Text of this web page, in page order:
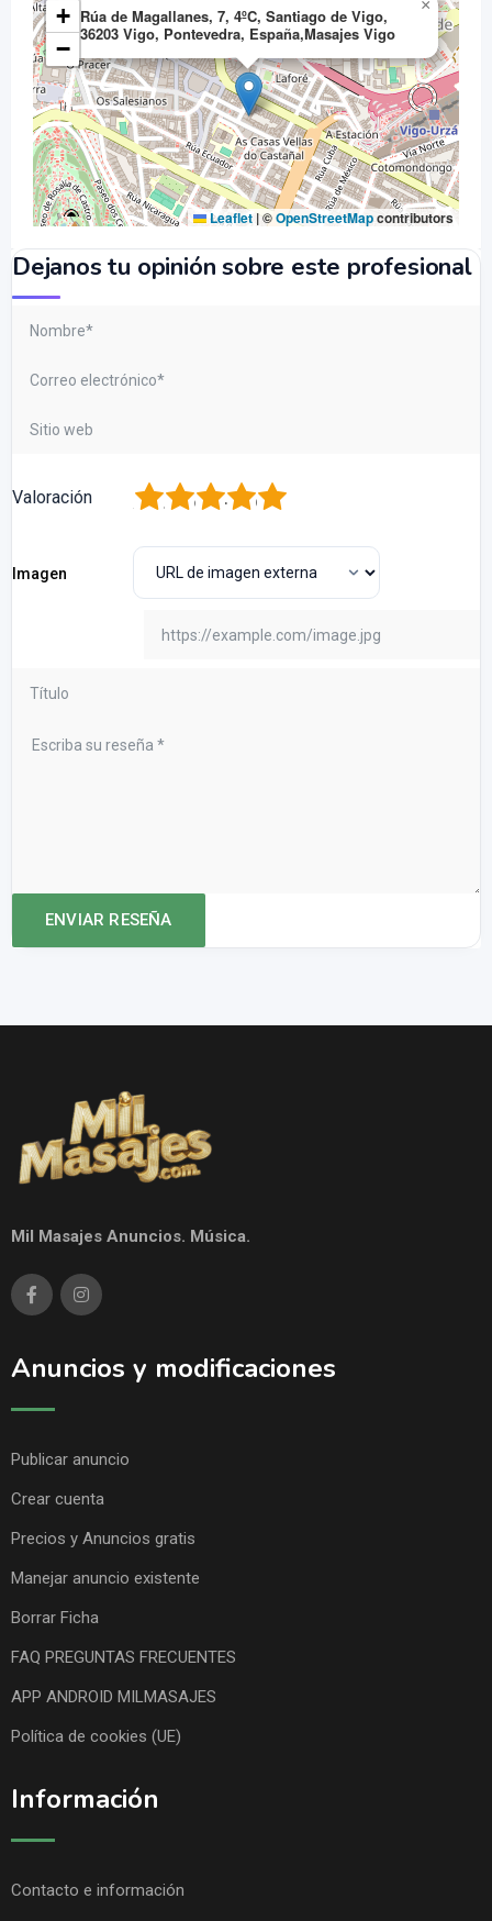
Rúa de Magallanes, 7, 4ºC, Santiago de Vigo,
36203 Vigo, Pontevedra, España,Masajes Vigo
×
+
−
Leaflet |©OpenStreetMapcontributors
Dejanos tu opinión sobre este profesional
Valoración 5
4
3
2
Imagen
Mil Masajes Anuncios. Música.
Anuncios y modificaciones
Publicar anuncio
Crear cuenta
Precios y Anuncios gratis
Manejar anuncio existente
Borrar Ficha
FAQ PREGUNTAS FRECUENTES
APP ANDROID MILMASAJES
Política de cookies (UE)
Información
Contacto e información